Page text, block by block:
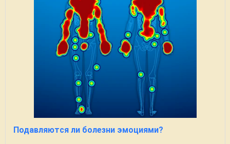
Подавляются ли болезни эмоциями?